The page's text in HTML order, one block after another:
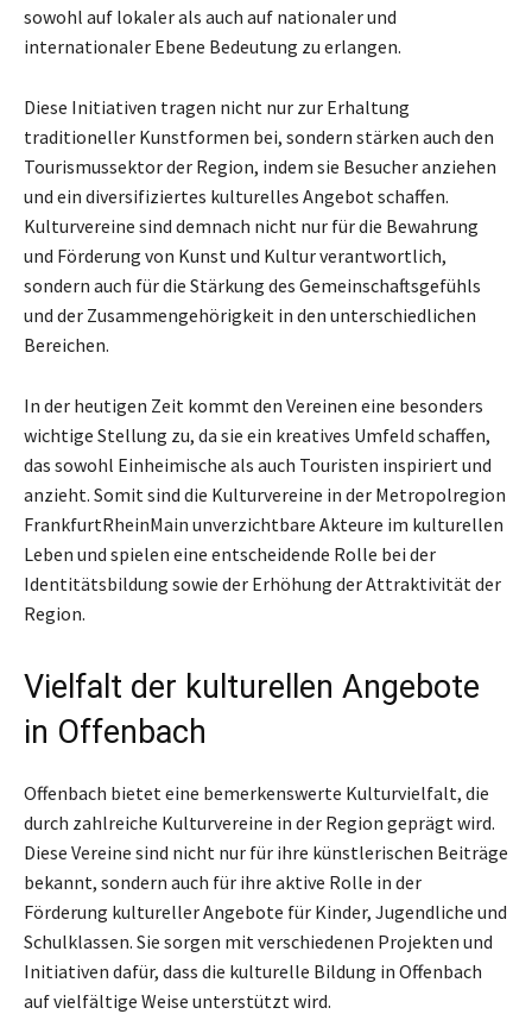
sowohl auf lokaler als auch auf nationaler und
internationaler Ebene Bedeutung zu erlangen.
Diese Initiativen tragen nicht nur zur Erhaltung
traditioneller Kunstformen bei, sondern stärken auch den
Tourismussektor der Region, indem sie Besucher anziehen
und ein diversifiziertes kulturelles Angebot schaffen.
Kulturvereine sind demnach nicht nur für die Bewahrung
und Förderung von Kunst und Kultur verantwortlich,
sondern auch für die Stärkung des Gemeinschaftsgefühls
und der Zusammengehörigkeit in den unterschiedlichen
Bereichen.
In der heutigen Zeit kommt den Vereinen eine besonders
wichtige Stellung zu, da sie ein kreatives Umfeld schaffen,
das sowohl Einheimische als auch Touristen inspiriert und
anzieht. Somit sind die Kulturvereine in der Metropolregion
FrankfurtRheinMain unverzichtbare Akteure im kulturellen
Leben und spielen eine entscheidende Rolle bei der
Identitätsbildung sowie der Erhöhung der Attraktivität der
Region.
Vielfalt der kulturellen Angebote
in Offenbach
Offenbach bietet eine bemerkenswerte Kulturvielfalt, die
durch zahlreiche Kulturvereine in der Region geprägt wird.
Diese Vereine sind nicht nur für ihre künstlerischen Beiträge
bekannt, sondern auch für ihre aktive Rolle in der
Förderung kultureller Angebote für Kinder, Jugendliche und
Schulklassen. Sie sorgen mit verschiedenen Projekten und
Initiativen dafür, dass die kulturelle Bildung in Offenbach
auf vielfältige Weise unterstützt wird.